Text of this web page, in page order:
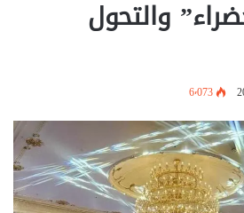
والتحول
6٬073